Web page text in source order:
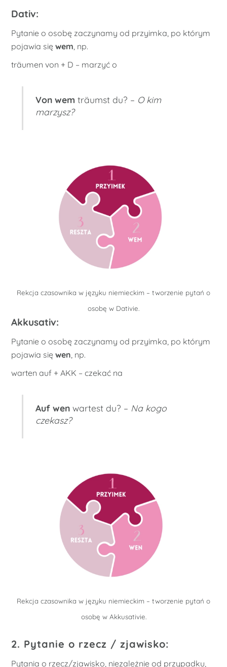
Dativ:
Pytanie o osobę zaczynamy od przyimka, po którym
pojawia sięwem , np.
träumen von + D – marzyć o
Von wem träumst du? – O kim
marzysz?
Rekcja czasownika w języku niemieckim – tworzenie pytań o
osobę w Dativie.
Akkusativ:
Pytanie o osobę zaczynamy od przyimka, po którym
pojawia sięwen , np.
warten auf + AKK – czekać na
Auf wen wartest du? – Na kogo
czekasz?
Rekcja czasownika w języku niemieckim – tworzenie pytań o
osobę w Akkusativie.
2. Pytanie o rzecz / zjawisko:
Pytania o rzecz/zjawisko, niezależnie od przypadku,